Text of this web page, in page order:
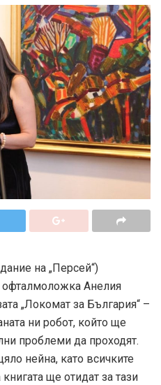
на „Персей“)
Анелия
„Локомат за България“ –
ни робот, който ще
проблеми да проходят.
нейна, като всичките
ще отидат за тази